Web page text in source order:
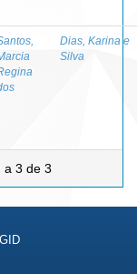
Dias, Karina e
Silva
a 3 de 3